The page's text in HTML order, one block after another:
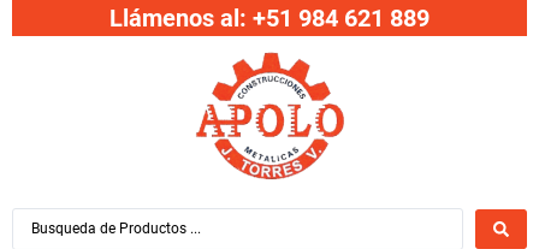
Llámenos al: +51 984 621 889